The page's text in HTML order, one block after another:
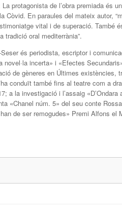
La protagonista de l’obra premiada és
Còvid. En paraules del mateix autor,
vital i de superació. També
tradició oral mediterrània”.
és periodista, escriptor i
incerta» i «Efectes
de gèneres en Últimes existències,
conduït també fins al teatre com a
a la investigació i l’assaig
«Chanel núm. 5» del seu conte
de ser remogudes» Premi Alfons